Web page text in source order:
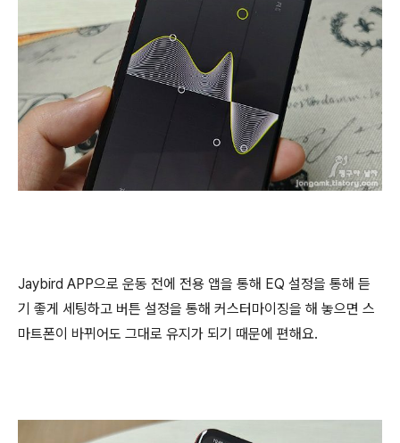
Jaybird APP으로 운동 전에 전용 앱을 통해 EQ 설정을 통해 듣
기 좋게 세팅하고 버튼 설정을 통해 커스터마이징을 해 놓으면 스
마트폰이 바뀌어도 그대로 유지가 되기 때문에 편해요.